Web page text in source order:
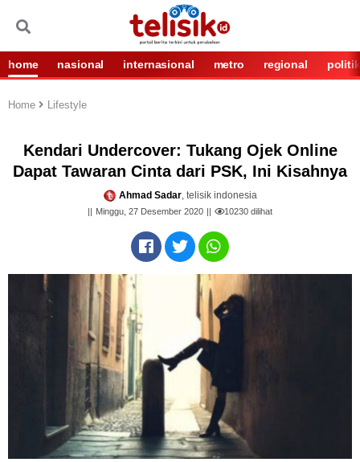
home nasional internasional metro regional politik
Home Lifestyle
Kendari Undercover: Tukang Ojek Online
Dapat Tawaran Cinta dari PSK, Ini Kisahnya
Ahmad Sadar, telisik indonesia
Minggu, 27 Desember 2020 10230 dilihat